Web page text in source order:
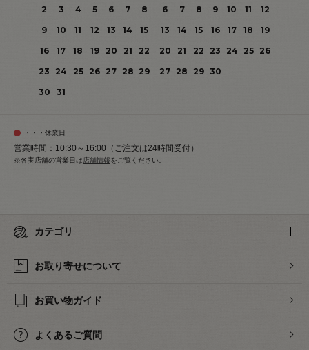
2
3 4 5 6 7
8
9
10 11 12 13 14
15
16
17 18 19 20 21
22
23
24 25 26 27 28 29
30
31
6
7 8 9 10 11
12
13
14 15 16 17 18
19
20
21 22 23 24 25
26
27 28 29 30
・・・休業日
営業時間：10:30～16:00（ご注文は24時間受付）
※各実店舗の営業日は 店舗情報をご覧ください。
カテゴリ
お取り寄せについて
お買い物ガイド
よくあるご質問